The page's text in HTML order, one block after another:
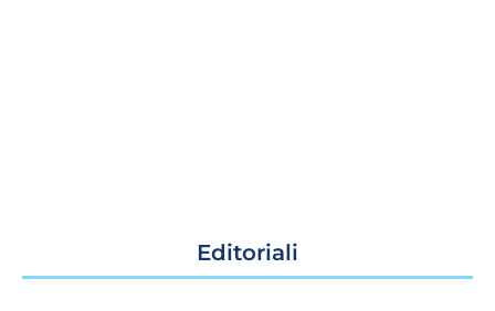
Editoriali